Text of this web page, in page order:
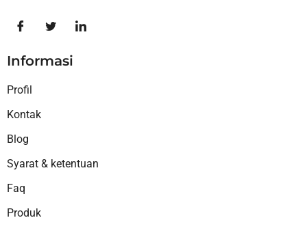
Informasi
Profil
Kontak
Blog
Syarat & ketentuan
Faq
Produk